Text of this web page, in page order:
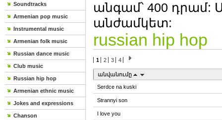
Soundtracks
Armenian pop music
Instrumental music
Armenian folk music
Russian dance music
Club music
Russian hip hop
Armenian ethnic music
Jokes and expressions
Chanson
անգամ՝ 400 դրամ:
անժամկետ:
russian hip hop
1 2 3 4
անվանումը
Serdce na kuski
Strannyi son
I love you